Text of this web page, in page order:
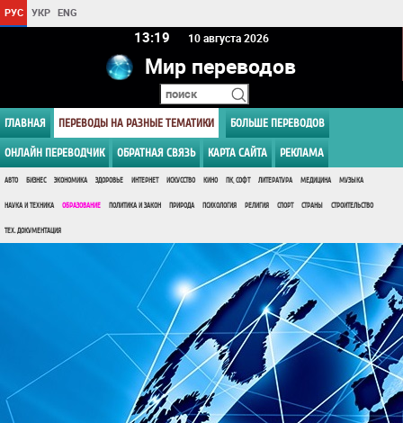
РУС УКР ENG
13 19 10 августа 2026
Мир переводов
ГЛАВНАЯ ПЕРЕВОДЫ НА РАЗНЫЕ ТЕМАТИКИ БОЛЬШЕ ПЕРЕВОДОВ
ОНЛАЙН ПЕРЕВОДЧИК ОБРАТНАЯ СВЯЗЬ КАРТА САЙТА РЕКЛАМА
АВТО БИЗНЕС ЭКОНОМИКА ЗДОРОВЬЕ ИНТЕРНЕТ ИСКУССТВО КИНО ПК, СОФТ ЛИТЕРАТУРА МЕДИЦИНА МУЗЫКА
НАУКА И ТЕХНИКА ОБРАЗОВАНИЕ ПОЛИТИКА И ЗАКОН ПРИРОДА ПСИХОЛОГИЯ РЕЛИГИЯ СПОРТ СТРАНЫ СТРОИТЕЛЬСТВО
ТЕХ. ДОКУМЕНТАЦИЯ